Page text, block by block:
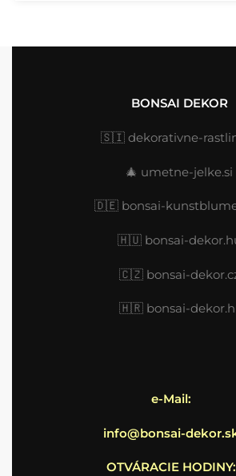
BONSAI DEKOR
🇸🇮 dekorativne-
🎄 umetne-jelke.si
🇩🇪 bonsai-
🇭🇺 bonsai-
🇨🇿 bonsai-
🇭🇷 bonsai-
e-Mail:
info@bonsai-
OTVÁRACIE HODINY: